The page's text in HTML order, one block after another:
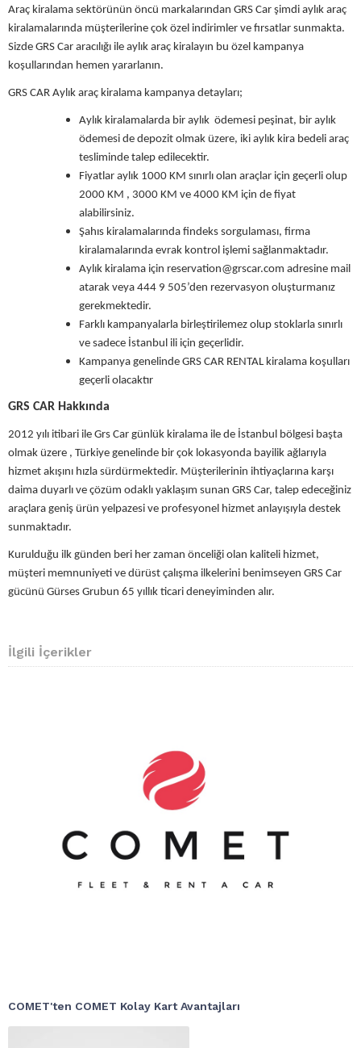
Araç kiralama sektörünün öncü markalarından GRS Car şimdi aylık araç
kiralamalarında müşterilerine çok özel indirimler ve fırsatlar sunmakta.
Sizde GRS Car aracılığı ile aylık araç kiralayın bu özel kampanya
koşullarından hemen yararlanın.
GRS CAR Aylık araç kiralama kampanya detayları;
Aylık kiralamalarda bir aylık ödemesi peşinat, bir aylık
ödemesi de depozit olmak üzere, iki aylık kira bedeli araç
tesliminde talep edilecektir.
Fiyatlar aylık 1000 KM sınırlı olan araçlar için geçerli olup
2000 KM , 3000 KM ve 4000 KM için de fiyat
alabilirsiniz.
Şahıs kiralamalarında findeks sorgulaması, firma
kiralamalarında evrak kontrol işlemi sağlanmaktadır.
Aylık kiralama için reservation@grscar.com adresine mail
atarak veya 444 9 505’den rezervasyon oluşturmanız
gerekmektedir.
Farklı kampanyalarla birleştirilemez olup stoklarla sınırlı
ve sadece İstanbul ili için geçerlidir.
Kampanya genelinde GRS CAR RENTAL kiralama koşulları
geçerli olacaktır
GRS CAR Hakkında
2012 yılı itibari ile Grs Car günlük kiralama ile de İstanbul bölgesi başta
olmak üzere , Türkiye genelinde bir çok lokasyonda bayilik ağlarıyla
hizmet akışını hızla sürdürmektedir. Müşterilerinin ihtiyaçlarına karşı
daima duyarlı ve çözüm odaklı yaklaşım sunan GRS Car, talep edeceğiniz
araçlara geniş ürün yelpazesi ve profesyonel hizmet anlayışıyla destek
sunmaktadır.
Kurulduğu ilk günden beri her zaman önceliği olan kaliteli hizmet,
müşteri memnuniyeti ve dürüst çalışma ilkelerini benimseyen GRS Car
gücünü Gürses Grubun 65 yıllık ticari deneyiminden alır.
İlgili İçerikler
COMET'ten COMET Kolay Kart Avantajları